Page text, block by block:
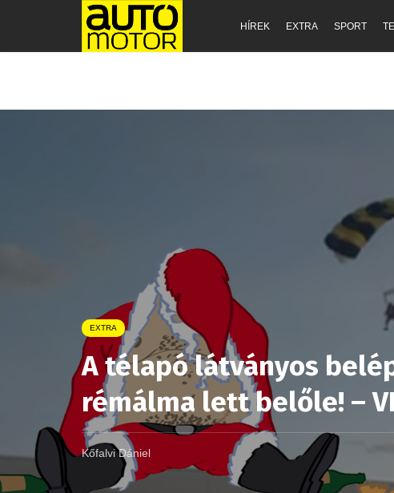
HÍREK EXTRA SPORT
EXTRA
A télapó látványos
rémálma lett belőle! –
Kőfalvi Dániel